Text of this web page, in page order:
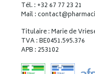
Tél. : +32 67 77 23 21
Mail : contact@
Titulaire : Marie de
TVA : BE0451.595.376
APB : 253102